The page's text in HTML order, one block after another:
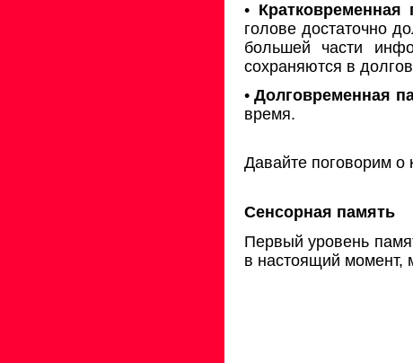
• Кратковременная
голове достаточно
большей части
сохраняются в
•Долговременная
время.
Давайте поговорим о
Сенсорная память
Первый уровень
в настоящий момент,